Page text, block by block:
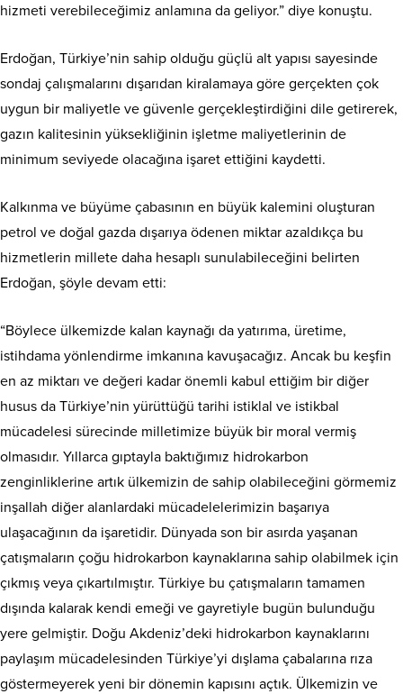
hizmeti verebileceğimiz anlamına da geliyor.” diye konuştu.
Erdoğan, Türkiye’nin sahip olduğu güçlü alt yapısı sayesinde
sondaj çalışmalarını dışarıdan kiralamaya göre gerçekten çok
uygun bir maliyetle ve güvenle gerçekleştirdiğini dile getirerek,
gazın kalitesinin yüksekliğinin işletme maliyetlerinin de
minimum seviyede olacağına işaret ettiğini kaydetti.
Kalkınma ve büyüme çabasının en büyük kalemini oluşturan
petrol ve doğal gazda dışarıya ödenen miktar azaldıkça bu
hizmetlerin millete daha hesaplı sunulabileceğini belirten
Erdoğan, şöyle devam etti:
“Böylece ülkemizde kalan kaynağı da yatırıma, üretime,
istihdama yönlendirme imkanına kavuşacağız. Ancak bu keşfin
en az miktarı ve değeri kadar önemli kabul ettiğim bir diğer
husus da Türkiye’nin yürüttüğü tarihi istiklal ve istikbal
mücadelesi sürecinde milletimize büyük bir moral vermiş
olmasıdır. Yıllarca gıptayla baktığımız hidrokarbon
zenginliklerine artık ülkemizin de sahip olabileceğini görmemiz
inşallah diğer alanlardaki mücadelelerimizin başarıya
ulaşacağının da işaretidir. Dünyada son bir asırda yaşanan
çatışmaların çoğu hidrokarbon kaynaklarına sahip olabilmek için
çıkmış veya çıkartılmıştır. Türkiye bu çatışmaların tamamen
dışında kalarak kendi emeği ve gayretiyle bugün bulunduğu
yere gelmiştir. Doğu Akdeniz’deki hidrokarbon kaynaklarını
paylaşım mücadelesinden Türkiye’yi dışlama çabalarına rıza
göstermeyerek yeni bir dönemin kapısını açtık. Ülkemizin ve